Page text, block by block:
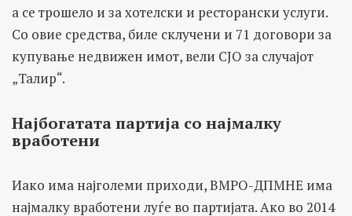
а се трошело и за хотелски и ресторански услуги.
Со овие средства, биле склучени и 71 договори за
купување недвижен имот, вели СЈО за случајот
„Талир“.
Најбогатата партија со најмалку
вработени
Иако има најголеми приходи, ВМРО-ДПМНЕ има
најмалку вработени луѓе во партијата. Ако во 2014